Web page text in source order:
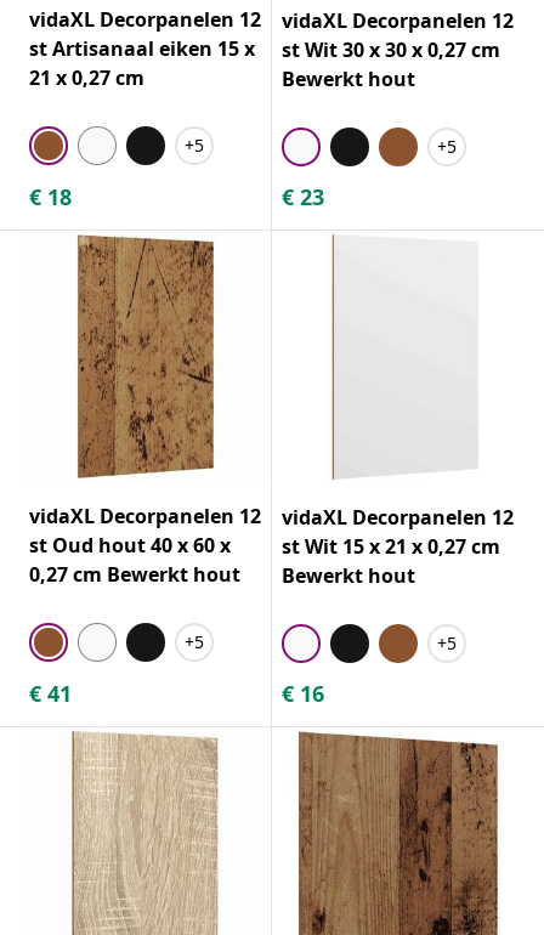
vidaXL Decorpanelen 12
st Artisanaal eiken 15 x
21 x 0,27 cm
+5
€ 18
vidaXL Decorpanelen 12
st Wit 30 x 30 x 0,27 cm
Bewerkt hout
+5
€ 23
vidaXL Decorpanelen 12
st Oud hout 40 x 60 x
0,27 cm Bewerkt hout
+5
€ 41
vidaXL Decorpanelen 12
st Wit 15 x 21 x 0,27 cm
Bewerkt hout
+5
€ 16